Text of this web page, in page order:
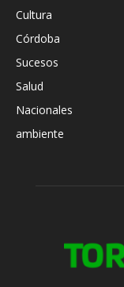
Cultura
Córdoba
Sucesos
Salud
Nacionales
ambiente